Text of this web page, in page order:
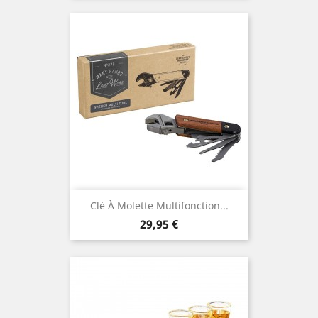
Clé À Molette Multifonction...
Prix
29,95 €